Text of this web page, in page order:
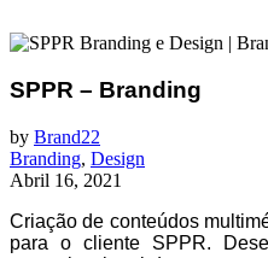
SPPR – Branding
by Brand22
Branding, Design
Abril 16, 2021
Criação de conteúdos
para o cliente SPPR.